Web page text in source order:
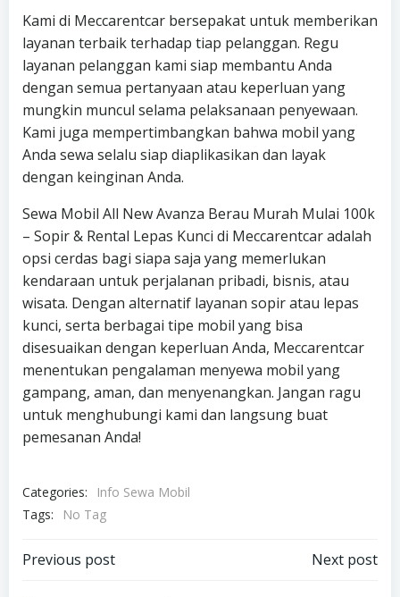
Kami di Meccarentcar bersepakat untuk memberikan
layanan terbaik terhadap tiap pelanggan. Regu
layanan pelanggan kami siap membantu Anda
dengan semua pertanyaan atau keperluan yang
mungkin muncul selama pelaksanaan penyewaan.
Kami juga mempertimbangkan bahwa mobil yang
Anda sewa selalu siap diaplikasikan dan layak
dengan keinginan Anda.
Sewa Mobil All New Avanza Berau Murah Mulai 100k
– Sopir & Rental Lepas Kunci di Meccarentcar adalah
opsi cerdas bagi siapa saja yang memerlukan
kendaraan untuk perjalanan pribadi, bisnis, atau
wisata. Dengan alternatif layanan sopir atau lepas
kunci, serta berbagai tipe mobil yang bisa
disesuaikan dengan keperluan Anda, Meccarentcar
menentukan pengalaman menyewa mobil yang
gampang, aman, dan menyenangkan. Jangan ragu
untuk menghubungi kami dan langsung buat
pemesanan Anda!
Categories:
Info Sewa Mobil
Tags:
No Tag
Post
Previous post Next post